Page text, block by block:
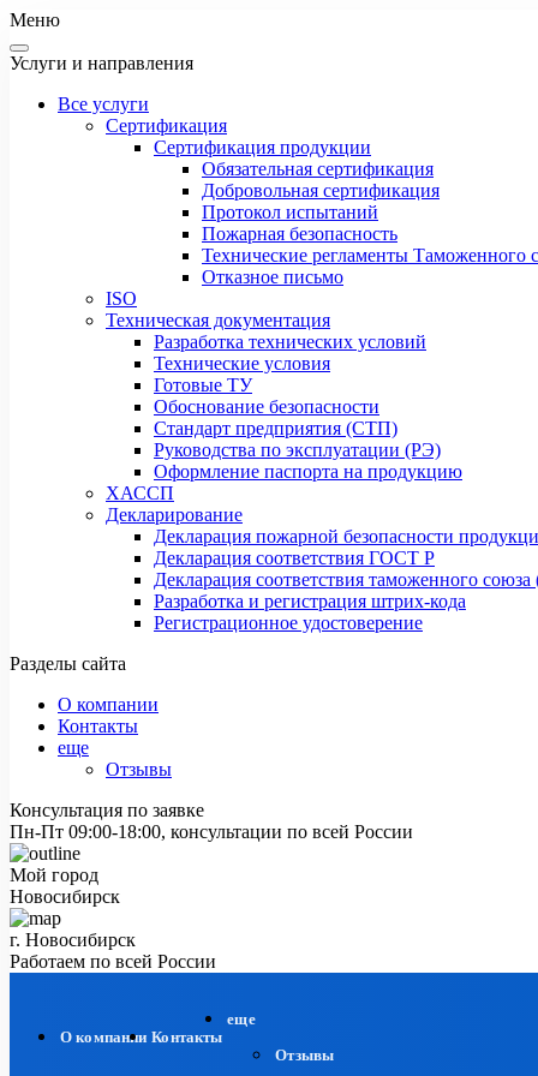
Меню
Услуги и направления
Все услуги
Сертификация
Сертификация продукции
Обязательная сертификация
Добровольная сертификация
Протокол испытаний
Пожарная безопасность
Технические регламенты Таможенного
Отказное письмо
ISO
Техническая документация
Разработка технических условий
Технические условия
Готовые ТУ
Обоснование безопасности
Стандарт предприятия (СТП)
Руководства по эксплуатации (РЭ)
Оформление паспорта на продукцию
ХАССП
Декларирование
Декларация пожарной безопасности
Декларация соответствия ГОСТ Р
Декларация соответствия таможенного
Разработка и регистрация штрих-кода
Регистрационное удостоверение
Разделы сайта
О компании
Контакты
еще
Отзывы
Консультация по заявке
Пн-Пт 09:00-18:00, консультации по всей России
Мой город
Новосибирск
г. Новосибирск
Работаем по всей России
О компании Контакты
еще
Отзывы